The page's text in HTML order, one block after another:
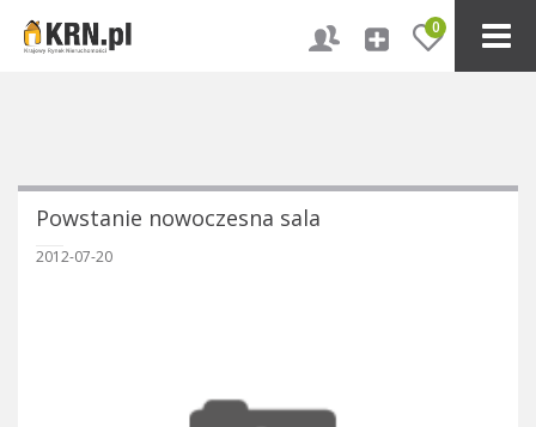
0
Powstanie nowoczesna sala
2012-07-20